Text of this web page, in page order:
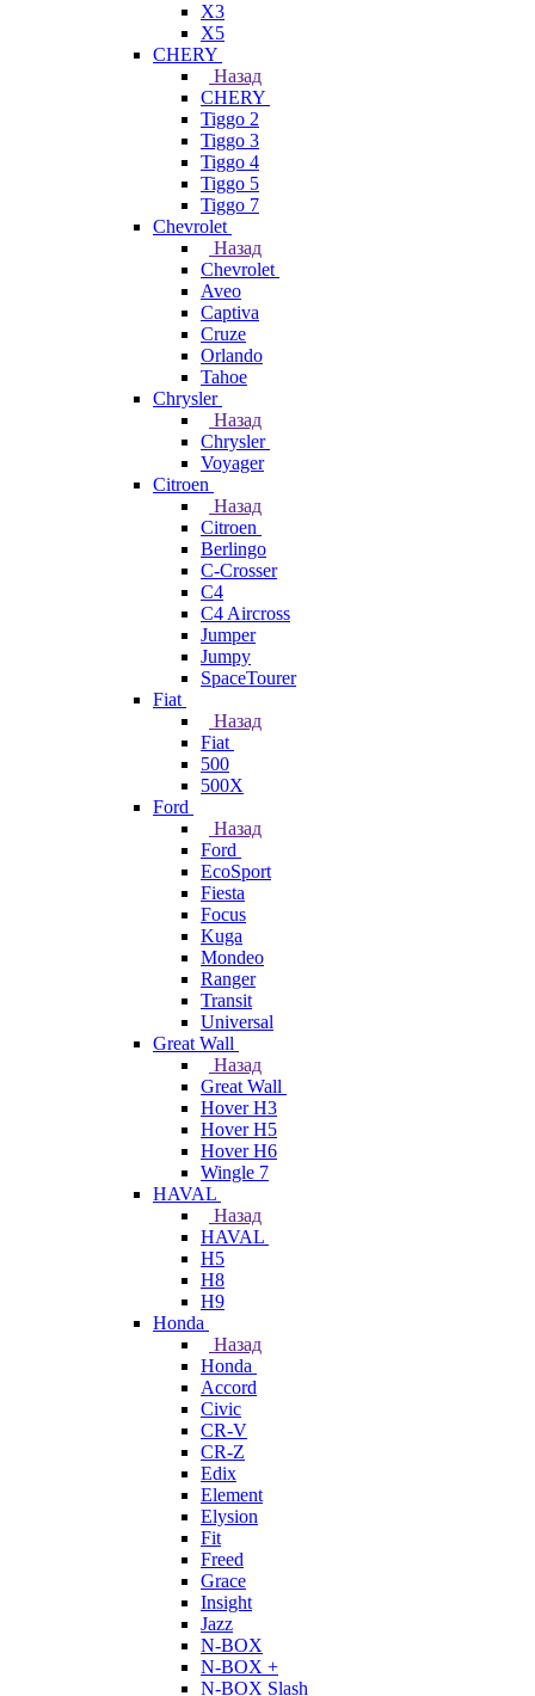
X3
X5
CHERY
Назад
CHERY
Tiggo 2
Tiggo 3
Tiggo 4
Tiggo 5
Tiggo 7
Chevrolet
Назад
Chevrolet
Aveo
Captiva
Cruze
Orlando
Tahoe
Chrysler
Назад
Chrysler
Voyager
Citroen
Назад
Citroen
Berlingo
C-Crosser
C4
C4 Aircross
Jumper
Jumpy
SpaceTourer
Fiat
Назад
Fiat
500
500X
Ford
Назад
Ford
EcoSport
Fiesta
Focus
Kuga
Mondeo
Ranger
Transit
Universal
Great Wall
Назад
Great Wall
Hover H3
Hover H5
Hover H6
Wingle 7
HAVAL
Назад
HAVAL
H5
H8
H9
Honda
Назад
Honda
Accord
Civic
CR-V
CR-Z
Edix
Element
Elysion
Fit
Freed
Grace
Insight
Jazz
N-BOX
N-BOX +
N-BOX Slash